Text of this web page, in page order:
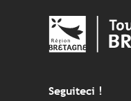
Seguiteci !